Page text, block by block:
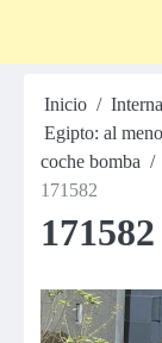
Inicio
Egipto: al
coche bomba
171582
171582